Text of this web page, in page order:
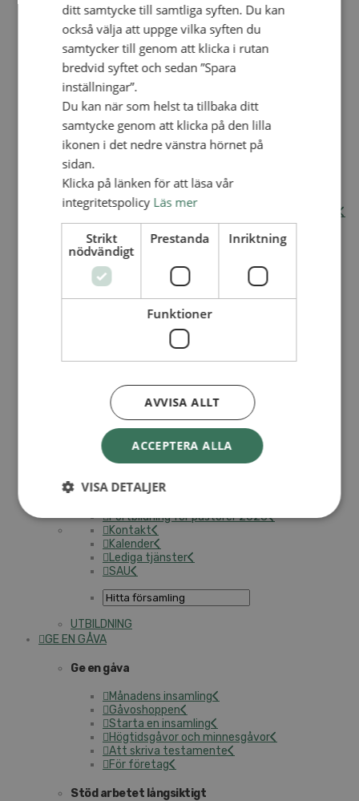
Nationellt
Nationella avdelningen
Nationella arbetsområden
Våra pionjära satsningar
Engagera dig nationellt
Ekumeniska året 2025
Internationellt
Engagera dig internationellt
Missionsinspiratörens verktygslåda
Entreprenörskap, företagande och Guds rike
Kontakt
Kalender
Lediga tjänster
SAU
UTBILDNINGAR
Akademi för Ledarskap och Teologi
Mullsjö folkhögskola
Apg29
Mindre kurser
Missionsinspiratören
Fortbildning för pastorer 2026
Kontakt
Kalender
Lediga tjänster
SAU
UTBILDNING
GE EN GÅVA
Ge en gåva
Månadens insamling
Gåvoshoppen
Starta en insamling
Högtidsgåvor och minnesgåvor
Att skriva testamente
För företag
Stöd arbetet långsiktigt
ditt samtycke till samtliga syften. Du kan
också välja att uppge vilka syften du
samtycker till genom att klicka i rutan
bredvid syftet och sedan ”Spara
inställningar”.
Du kan när som helst ta tillbaka ditt
samtycke genom att klicka på den lilla
ikonen i det nedre vänstra hörnet på
sidan.
Klicka på länken för att läsa vår
integritetspolicy Läs mer
Strikt
nödvändigt
Prestanda Inriktning
Funktioner
ACCEPTERA ALLA
AVVISA ALLT
VISA DETALJER